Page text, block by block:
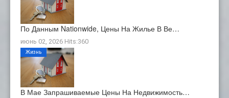
По Данным Nationwide, Цены На Жилье В Ве…
июнь 02, 2026 Hits:360
В Мае Запрашиваемые Цены На Недвижимость…
Жизнь